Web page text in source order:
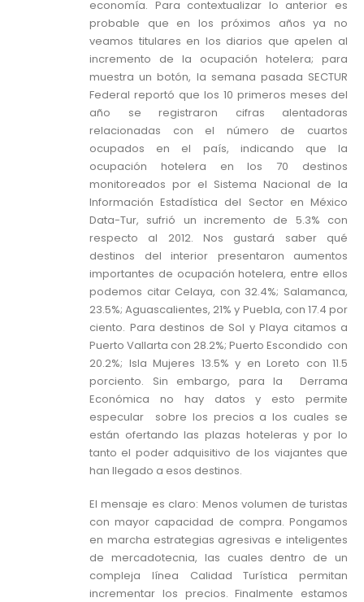
economía. Para contextualizar lo anterior es
probable que en los próximos años ya no
veamos titulares en los diarios que apelen al
incremento de la ocupación hotelera; para
muestra un botón, la semana pasada SECTUR
Federal reportó que los 10 primeros meses del
año se registraron cifras alentadoras
relacionadas con el número de cuartos
ocupados en el país, indicando que la
ocupación hotelera en los 70 destinos
monitoreados por el Sistema Nacional de la
Información Estadística del Sector en México
Data-Tur, sufrió un incremento de 5.3% con
respecto al 2012. Nos gustará saber qué
destinos del interior presentaron aumentos
importantes de ocupación hotelera, entre ellos
podemos citar Celaya, con 32.4%; Salamanca,
23.5%; Aguascalientes, 21% y Puebla, con 17.4 por
ciento. Para destinos de Sol y Playa citamos a
Puerto Vallarta con 28.2%; Puerto Escondido con
20.2%; Isla Mujeres 13.5% y en Loreto con 11.5
porciento. Sin embargo, para la Derrama
Económica no hay datos y esto permite
especular sobre los precios a los cuales se
están ofertando las plazas hoteleras y por lo
tanto el poder adquisitivo de los viajantes que
han llegado a esos destinos.
El mensaje es claro: Menos volumen de turistas
con mayor capacidad de compra. Pongamos
en marcha estrategias agresivas e inteligentes
de mercadotecnia, las cuales dentro de un
compleja línea Calidad Turística permitan
incrementar los precios. Finalmente estamos